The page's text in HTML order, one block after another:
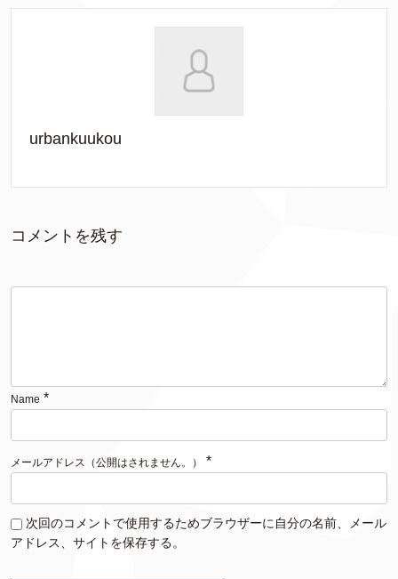
urbankuukou
コメントを残す
Name *
メールアドレス（公開はされません。） *
次回のコメントで使用するためブラウザーに自分の名前、メール
アドレス、サイトを保存する。